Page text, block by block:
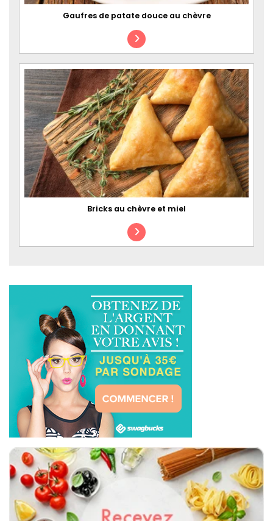
Gaufres de patate douce au chèvre
Bricks au chèvre et miel